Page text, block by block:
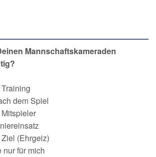
Mannschaftskameraden
dem Spiel
(Ehrgeiz)
für mich